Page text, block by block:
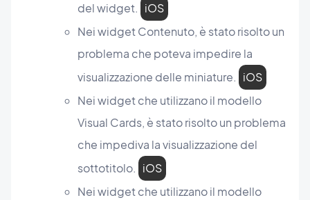
del widget. iOS
Nei widget Contenuto, è stato risolto un
problema che poteva impedire la
visualizzazione delle miniature. iOS
Nei widget che utilizzano il modello
Visual Cards, è stato risolto un problema
che impediva la visualizzazione del
sottotitolo. iOS
Nei widget che utilizzano il modello